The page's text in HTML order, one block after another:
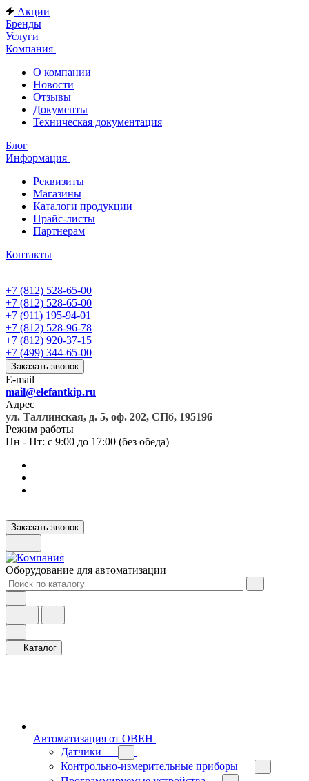
Акции
Бренды
Услуги
Компания
О компании
Новости
Отзывы
Документы
Техническая документация
Блог
Информация
Реквизиты
Магазины
Каталоги продукции
Прайс-листы
Партнерам
Контакты
+7 (812) 528-65-00
+7 (812) 528-65-00
+7 (911) 195-94-01
+7 (812) 528-96-78
+7 (812) 920-37-15
+7 (499) 344-65-00
Заказать звонок
E-mail
mail@elefantkip.ru
Адрес
ул. Таллинская, д. 5, оф. 202, СПб, 195196
Режим работы
Пн - Пт: с 9:00 до 17:00 (без обеда)
Заказать звонок
Оборудование для автоматизации
Каталог
Автоматизация от ОВЕН
Датчики
Контрольно-измерительные приборы